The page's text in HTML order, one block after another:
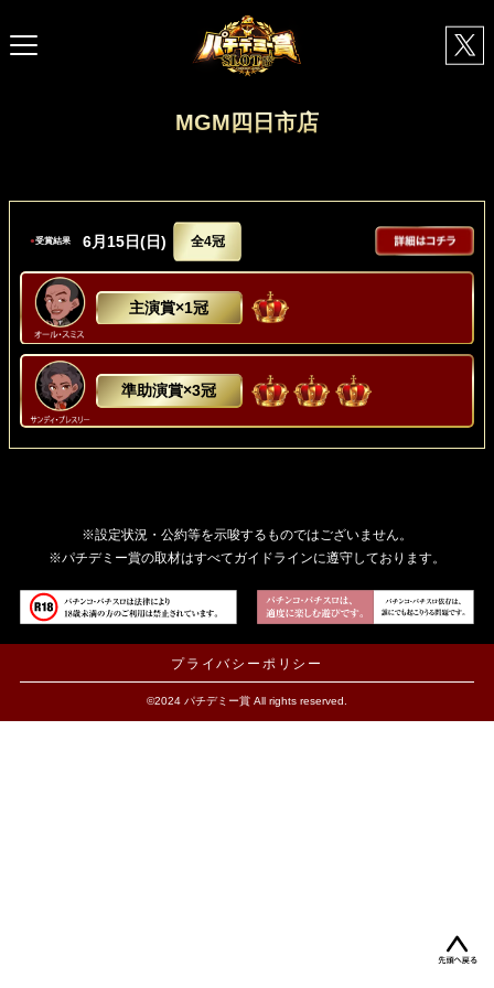
MGM四日市店
●受賞結果 6月15日(日) 全4冠
主演賞×1冠
準助演賞×3冠
※設定状況・公約等を示唆するものではございません。
※パチデミー賞の取材はすべてガイドラインに遵守しております。
プライバシーポリシー
©2024 パチデミー賞 All rights reserved.